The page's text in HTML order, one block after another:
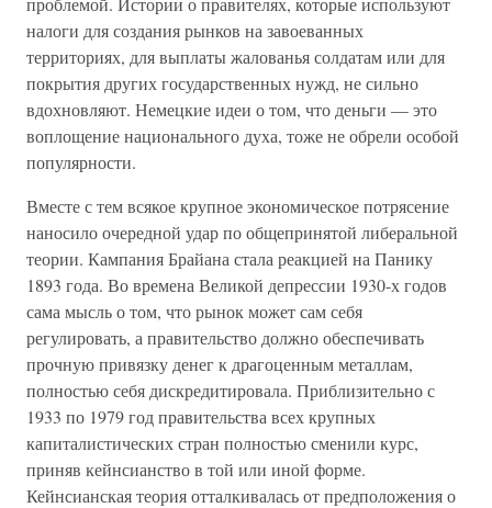
налоги для создания рынков на завоеванных
территориях, для выплаты жалованья солдатам или для
покрытия других государственных нужд, не сильно
вдохновляют. Немецкие идеи о том, что деньги — это
воплощение национального духа, тоже не обрели особой
популярности.
Вместе с тем всякое крупное экономическое потрясение
наносило очередной удар по общепринятой либеральной
теории. Кампания Брайана стала реакцией на Панику
1893 года. Во времена Великой депрессии 1930-х годов
сама мысль о том, что рынок может сам себя
регулировать, а правительство должно обеспечивать
прочную привязку денег к драгоценным металлам,
полностью себя дискредитировала. Приблизительно с
1933 по 1979 год правительства всех крупных
капиталистических стран полностью сменили курс,
приняв кейнсианство в той или иной форме.
Кейнсианская теория отталкивалась от предположения о